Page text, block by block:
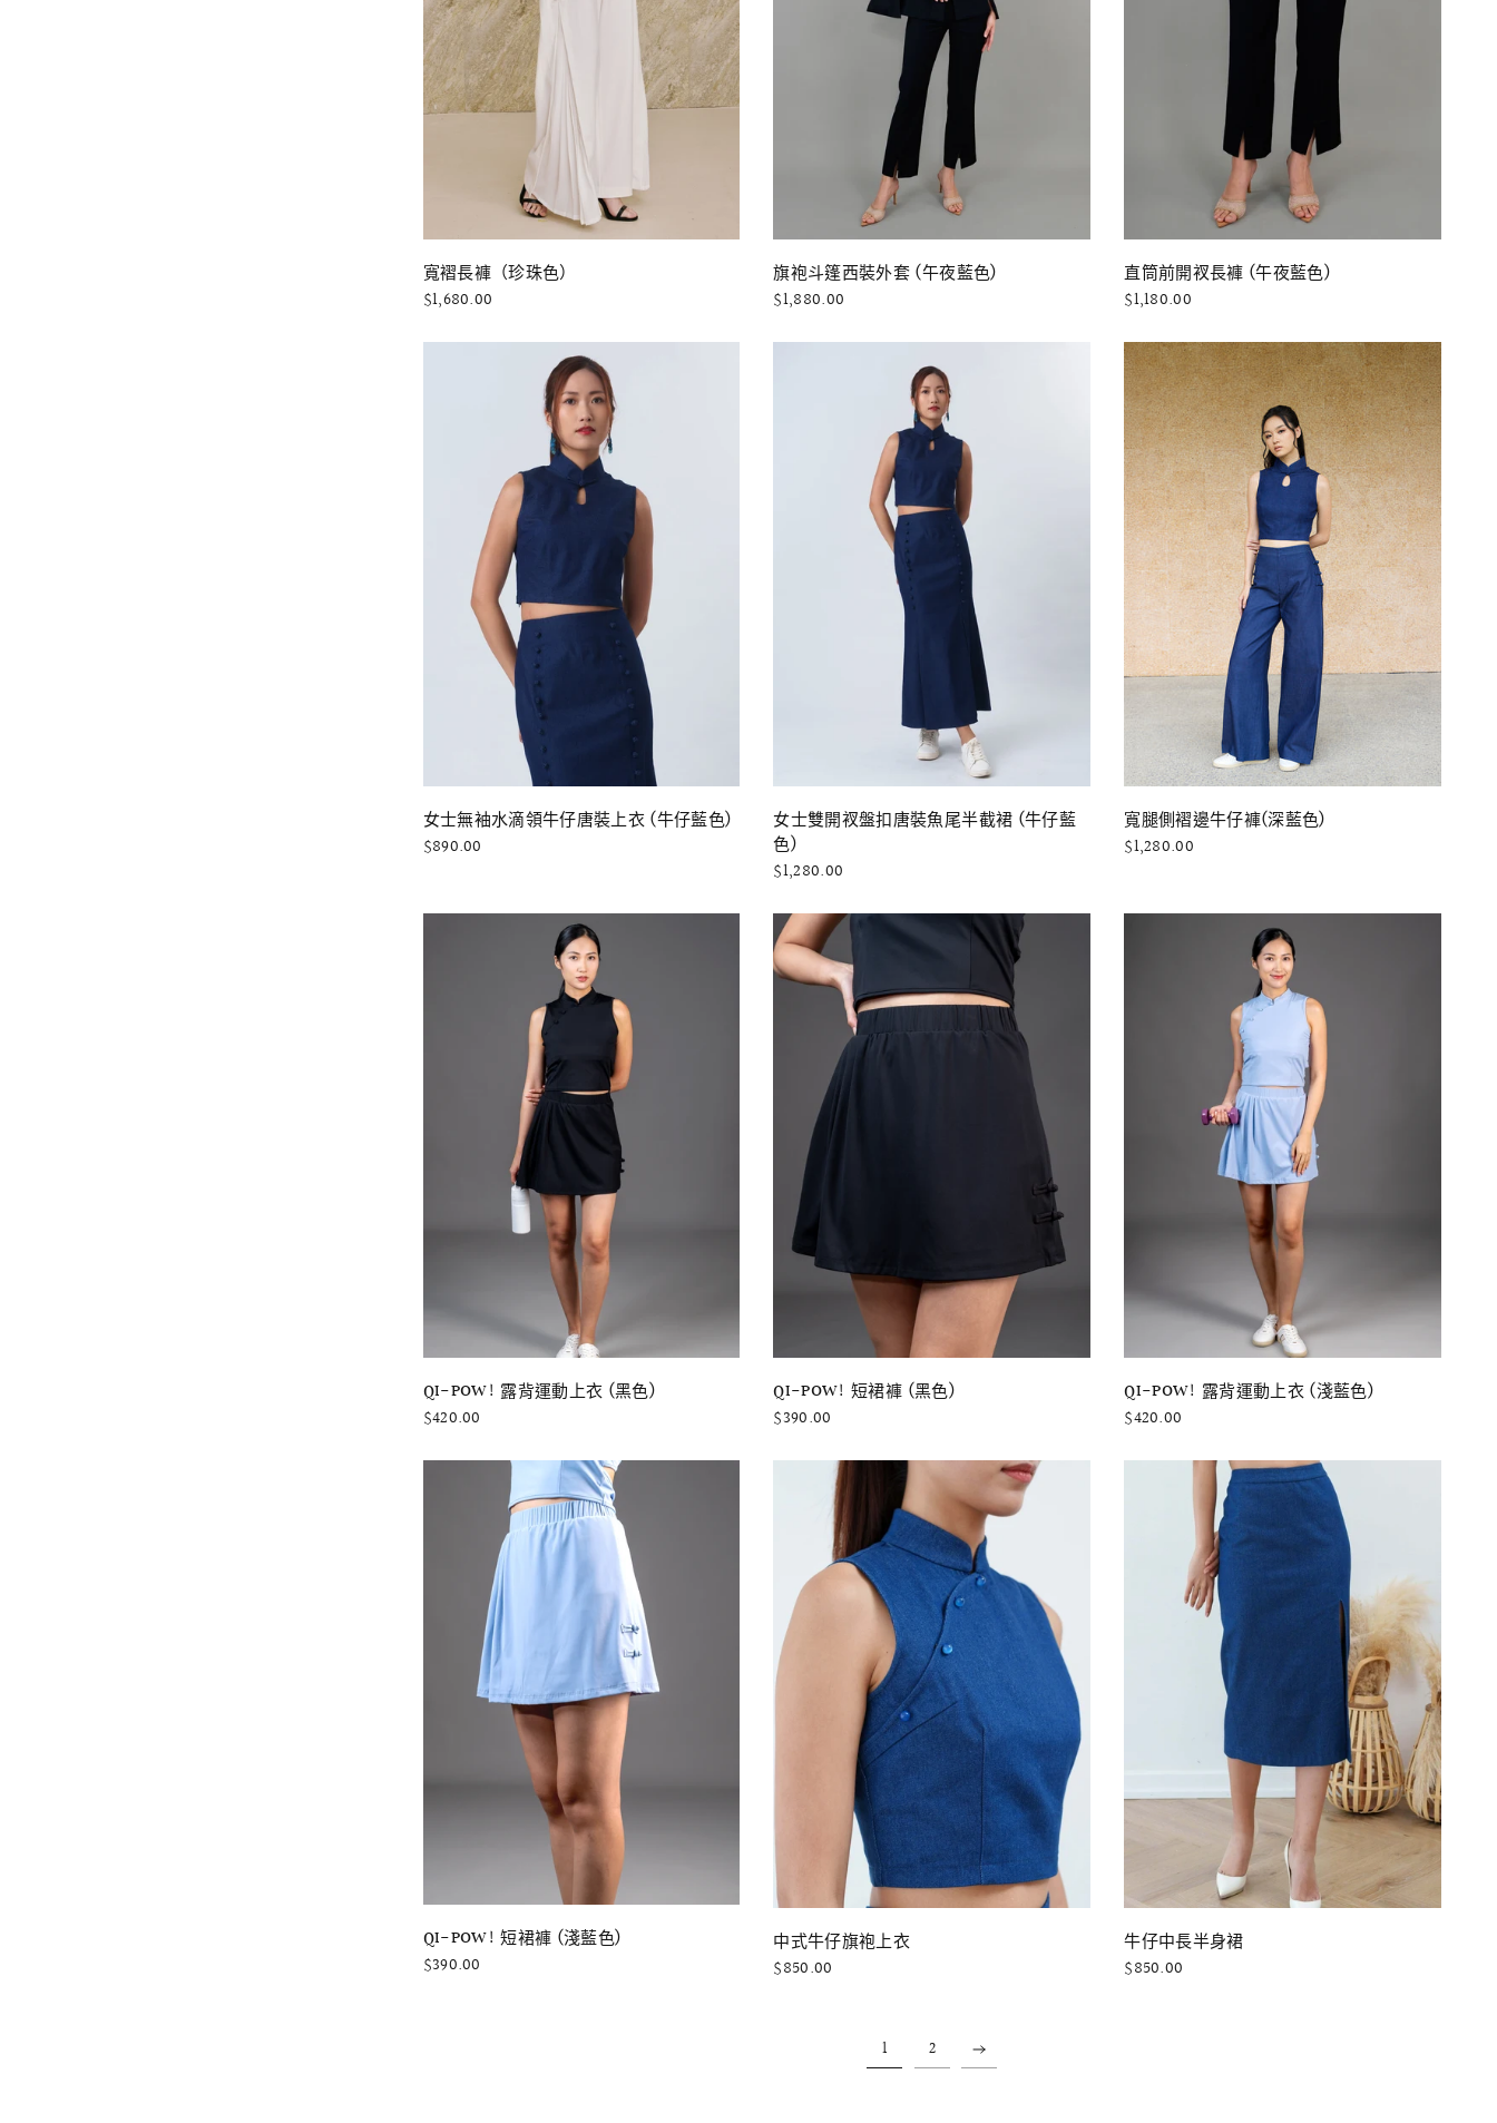
快速瀏覽
寬褶長褲（珍珠色）
$1,680.00
快速瀏覽
旗袍斗篷西裝外套 (午夜藍色)
$1,880.00
快速瀏覽
直筒前開衩長褲 (午夜藍色)
$1,180.00
快速瀏覽
女士無袖水滴領牛仔唐裝上衣 (牛仔藍色)
$890.00
快速瀏覽
女士雙開衩盤扣唐裝魚尾半截裙 (牛仔藍
色)
$1,280.00
快速瀏覽
寬腿側褶邊牛仔褲(深藍色)
$1,280.00
快速瀏覽
QI-POW! 露背運動上衣 (黑色)
$420.00
快速瀏覽
QI-POW! 短裙褲 (黑色)
$390.00
快速瀏覽
QI-POW! 露背運動上衣 (淺藍色)
$420.00
快速瀏覽
QI-POW! 短裙褲 (淺藍色)
$390.00
中式牛仔旗袍上衣
$850.00
牛仔中長半身裙
$850.00
1 2